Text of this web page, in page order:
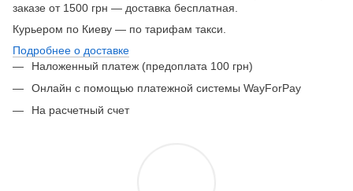
заказе от 1500 грн — доставка бесплатная.
Курьером по Киеву — по тарифам такси.
Подробнее о доставке
Наложенный платеж (предоплата 100 грн)
Онлайн с помощью платежной системы WayForPay
На расчетный счет